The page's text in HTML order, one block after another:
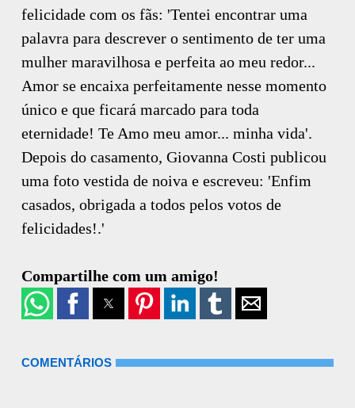
felicidade com os fãs: 'Tentei encontrar uma
palavra para descrever o sentimento de ter uma
mulher maravilhosa e perfeita ao meu redor...
Amor se encaixa perfeitamente nesse momento
único e que ficará marcado para toda
eternidade! Te Amo meu amor... minha vida'.
Depois do casamento, Giovanna Costi publicou
uma foto vestida de noiva e escreveu: 'Enfim
casados, obrigada a todos pelos votos de
felicidades!.'
Compartilhe com um amigo!
COMENTÁRIOS